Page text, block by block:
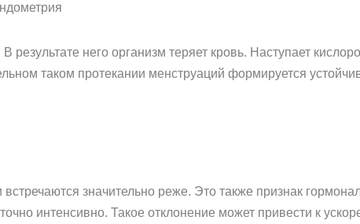
результате него организм теряет кровь. Наступает
таком протекании менструаций формируется
значительно реже. Это также признак
интенсивно. Такое отклонение может привести к